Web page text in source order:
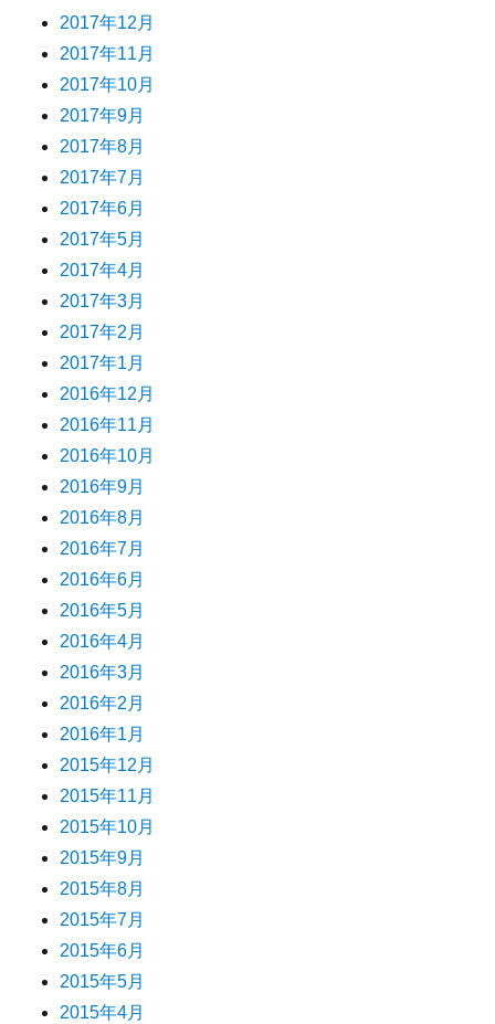
2017年12月
2017年11月
2017年10月
2017年9月
2017年8月
2017年7月
2017年6月
2017年5月
2017年4月
2017年3月
2017年2月
2017年1月
2016年12月
2016年11月
2016年10月
2016年9月
2016年8月
2016年7月
2016年6月
2016年5月
2016年4月
2016年3月
2016年2月
2016年1月
2015年12月
2015年11月
2015年10月
2015年9月
2015年8月
2015年7月
2015年6月
2015年5月
2015年4月